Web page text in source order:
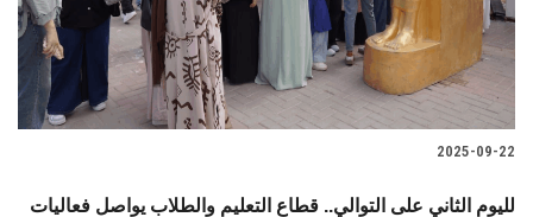
2025-09-22
لليوم الثاني على التوالي.. قطاع التعليم والطلاب يواصل فعاليات